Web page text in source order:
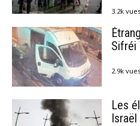
3.2k vues
Sifréi
2.9k vues
Les